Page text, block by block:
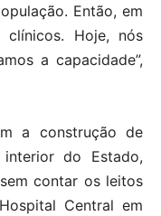
Então, em
Hoje, nós
a capacidade”,
a construção de
do Estado,
contar os leitos
Central em